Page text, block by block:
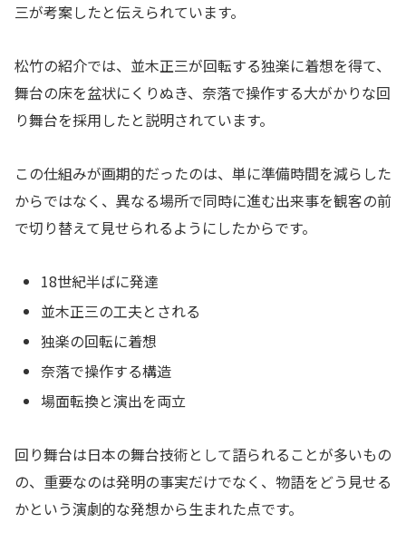
三が考案したと伝えられています。
松竹の紹介では、並木正三が回転する独楽に着想を得て、
舞台の床を盆状にくりぬき、奈落で操作する大がかりな回
り舞台を採用したと説明されています。
この仕組みが画期的だったのは、単に準備時間を減らした
からではなく、異なる場所で同時に進む出来事を観客の前
で切り替えて見せられるようにしたからです。
18世紀半ばに発達
並木正三の工夫とされる
独楽の回転に着想
奈落で操作する構造
場面転換と演出を両立
回り舞台は日本の舞台技術として語られることが多いもの
の、重要なのは発明の事実だけでなく、物語をどう見せる
かという演劇的な発想から生まれた点です。